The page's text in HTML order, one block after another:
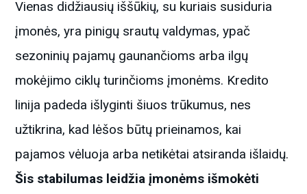
Vienas didžiausių iššūkių, su kuriais susiduria
įmonės, yra pinigų srautų valdymas, ypač
sezoninių pajamų gaunančioms arba ilgų
mokėjimo ciklų turinčioms įmonėms. Kredito
linija padeda išlyginti šiuos trūkumus, nes
užtikrina, kad lėšos būtų prieinamos, kai
pajamos vėluoja arba netikėtai atsiranda išlaidų.
Šis stabilumas leidžia įmonėms išmokėti